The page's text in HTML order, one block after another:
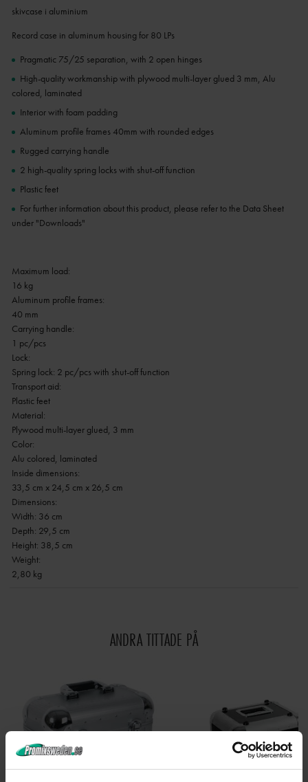
skivcase i aluminium
Record case in aluminum housing for 80 LPs
Pragmatic 75/25 separation, with 2 open hinges
High-quality workmanship with plywood multi-layer glued 3 mm, Alu
colored, laminated
Interior with foam padding
Aluminum profile frames 40mm with rounded edges
Rugged carrying handle
2 high-quality spring locks with shut-off function
Plastic feet
For further information about this product, please refer to the Data Sheet
under "Downloads"
Maximum load:
16 kg
Aluminum profile frames:
40 mm
Carrying handle:
1 pc/pcs
Lock:
Spring lock: 2 pc/pcs with shut-off function
Transport aid:
Plastic feet
Material:
Plywood multi-layer glued, 3 mm
Color:
Alu colored, laminated
Inside dimensions:
33,5 cm x 24,5 cm x 26,5 cm
Dimensions:
Width: 36 cm
Depth: 29,5 cm
Height: 38,5 cm
Weight:
2,80 kg
ANDRA TITTADE PÅ